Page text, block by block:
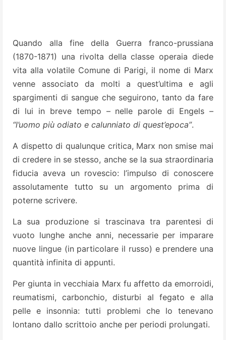
Quando alla fine della Guerra franco-prussiana
(1870-1871) una rivolta della classe operaia diede
vita alla volatile Comune di Parigi, il nome di Marx
venne associato da molti a quest’ultima e agli
spargimenti di sangue che seguirono, tanto da fare
di lui in breve tempo – nelle parole di Engels –
“l’uomo più odiato e calunniato di quest’epoca”.
A dispetto di qualunque critica, Marx non smise mai
di credere in se stesso, anche se la sua straordinaria
fiducia aveva un rovescio: l’impulso di conoscere
assolutamente tutto su un argomento prima di
poterne scrivere.
La sua produzione si trascinava tra parentesi di
vuoto lunghe anche anni, necessarie per imparare
nuove lingue (in particolare il russo) e prendere una
quantità infinita di appunti.
Per giunta in vecchiaia Marx fu affetto da emorroidi,
reumatismi, carbonchio, disturbi al fegato e alla
pelle e insonnia: tutti problemi che lo tenevano
lontano dallo scrittoio anche per periodi prolungati.